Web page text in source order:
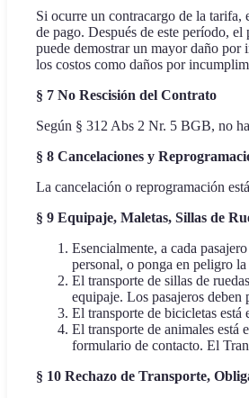
Si ocurre un contracargo de la tarifa,
de pago. Después de este período,
puede demostrar un mayor daño por
los costos como daños por
§ 7 No Rescisión del Contrato
Según § 312 Abs 2 Nr. 5 BGB, no
§ 8 Cancelaciones y
La cancelación o reprogramación
§ 9 Equipaje, Maletas, Sillas de
Esencialmente, a cada
personal, o ponga en peligro
El transporte de sillas de
equipaje. Los pasajeros
El transporte de bicicletas está
El transporte de animales está
formulario de contacto. El
§ 10 Rechazo de Transporte,